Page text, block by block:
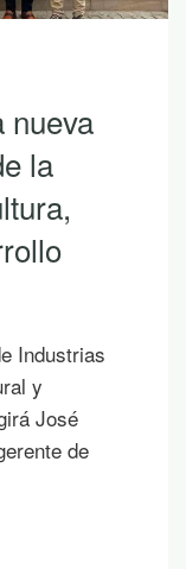
de